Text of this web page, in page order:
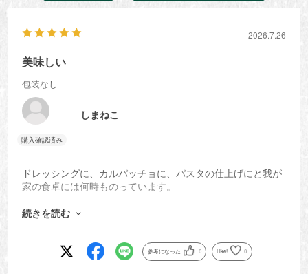
2026.7.26
美味しい
包装なし
しまねこ
ドレッシングに、カルパッチョに、パスタの仕上げにと我が
家の食卓には何時ものっています。
ほんのりガーリックの香りがするだけかと思いましたが、丁
続きを読む
参考になった 0 Like! 0